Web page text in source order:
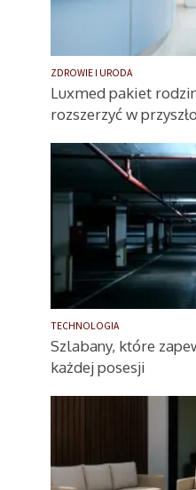
ZDROWIE I URODA
Luxmed pakiet
rozszerzyć w
TECHNOLOGIA
Szlabany, które
każdej posesji